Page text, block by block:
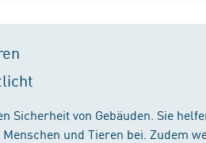
von Gebäuden. Sie
und Tieren bei. Zudem